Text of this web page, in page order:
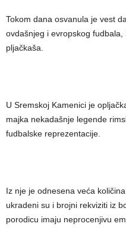
Tokom dana osvanula je vest
ovdašnjeg i evropskog
pljačkaša.
U Sremskoj Kamenici je
majka nekadašnje legende
fudbalske reprezentacije.
Iz nje je odnesena veća
ukradeni su i brojni rekviziti iz
porodicu imaju neprocenjivu